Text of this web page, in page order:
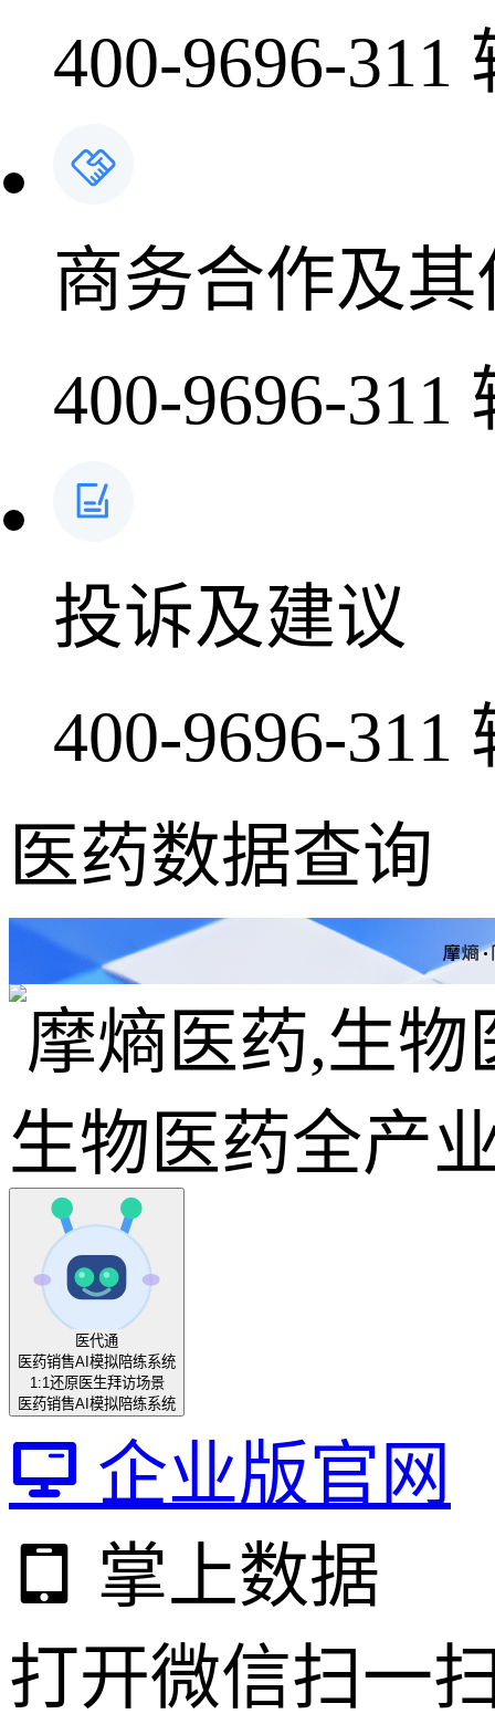
400-9696-311
商务合作及
400-9696-311
投诉及建议
400-9696-311
医药数据查询
生物医药全产
医代通
医药销售AI模拟陪练系统
1:1还原医生拜访场景
医药销售AI模拟陪练系统
企业版官网
掌上数据
打开微信扫一